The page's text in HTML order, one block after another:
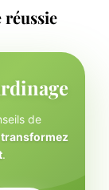
réussie
de
transformez
.